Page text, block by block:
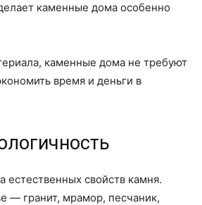
каменные дома особенно
каменные дома не требуют
время и деньги в
свойств камня.
— гранит, мрамор, песчаник,